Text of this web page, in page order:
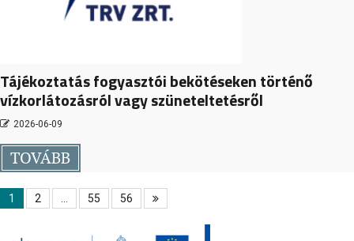
Tájékoztatás fogyasztói bekötéseken történő
vízkorlátozásról vagy szüneteltetésről
2026-06-09
TOVÁBB
1 2 55 56